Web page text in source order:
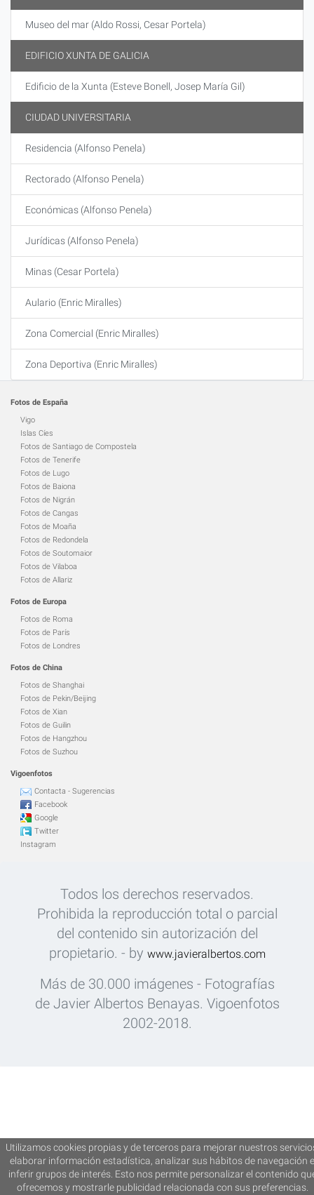
Museo del mar (Aldo Rossi, Cesar Portela)
EDIFICIO XUNTA DE GALICIA
Edificio de la Xunta (Esteve Bonell, Josep María Gil)
CIUDAD UNIVERSITARIA
Residencia (Alfonso Penela)
Rectorado (Alfonso Penela)
Económicas (Alfonso Penela)
Jurídicas (Alfonso Penela)
Minas (Cesar Portela)
Aulario (Enric Miralles)
Zona Comercial (Enric Miralles)
Zona Deportiva (Enric Miralles)
Fotos de España
Vigo
Islas Cíes
Fotos de Santiago de Compostela
Fotos de Tenerife
Fotos de Lugo
Fotos de Baiona
Fotos de Nigrán
Fotos de Cangas
Fotos de Moaña
Fotos de Redondela
Fotos de Soutomaior
Fotos de Vilaboa
Fotos de Allariz
Fotos de Europa
Fotos de Roma
Fotos de París
Fotos de Londres
Fotos de China
Fotos de Shanghai
Fotos de Pekin/Beijing
Fotos de Xian
Fotos de Guilin
Fotos de Hangzhou
Fotos de Suzhou
Vigoenfotos
Contacta - Sugerencias
Facebook
Google
Twitter
Instagram
Todos los derechos reservados.
Prohibida la reproducción total o parcial
del contenido sin autorización del
propietario. - by www.javieralbertos.com
Más de 30.000 imágenes - Fotografías
de Javier Albertos Benayas. Vigoenfotos
2002-2018.
Utilizamos cookies propias y de terceros para mejorar nuestros
elaborar información estadística, analizar sus hábitos de navegación e
inferir grupos de interés. Esto nos permite personalizar el contenido
ofrecemos y mostrarle publicidad relacionada con sus preferencias.